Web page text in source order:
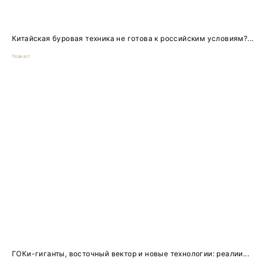
Китайская буровая техника не готова к российским условиям?...
Подкаст
ГОКи-гиганты, восточный вектор и новые технологии: реалии...